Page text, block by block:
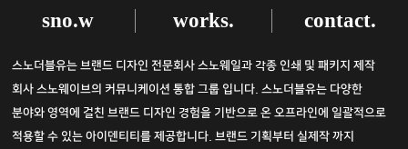
sno.w works. contact.
스노더블유는 브랜드 디자인 전문회사 스노웨일과 각종 인쇄 및 패키지 제작
회사 스노웨이브의 커뮤니케이션 통합 그룹 입니다. 스노더블유는 다양한
분야와 영역에 걸친 브랜드 디자인 경험을 기반으로 온 오프라인에 일괄적으로
적용할 수 있는 아이덴티티를 제공합니다. 브랜드 기획부터 실제작 까지